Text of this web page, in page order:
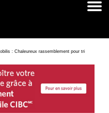
: Chaleureux rassemblement pour trinquer à